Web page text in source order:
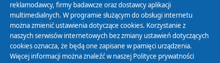
Polityka Prywatności
Zasady korzystania z Serwisu
Organizacje Pożytku Publicznego
reklamodawcy, firmy badawcze oraz dostawcy aplikacji
multimedialnych. W programie służącym do obsługi internetu
można zmienić ustawienia dotyczące cookies. Korzystanie z
naszych serwisów internetowych bez zmiany ustawień dotyczących
cookies oznacza, że będą one zapisane w pamięci urządzenia.
Więcej informacji można znaleźć w naszej Polityce prywatności